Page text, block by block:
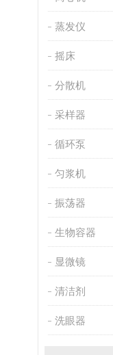
蒸发仪
摇床
分散机
采样器
循环泵
匀浆机
振荡器
生物容器
显微镜
清洁剂
洗眼器